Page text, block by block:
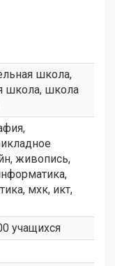
школа,
школа, школа
живопись,
мхк, икт,
учащихся